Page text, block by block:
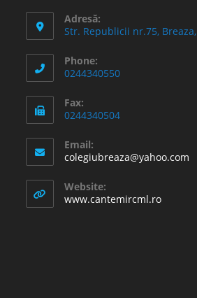
Adresă:
Str. Republicii nr.75,
Phone:
0244340550
Fax:
0244340504
Email:
colegiubreaza@yahoo.com
Website:
www.cantemircml.ro